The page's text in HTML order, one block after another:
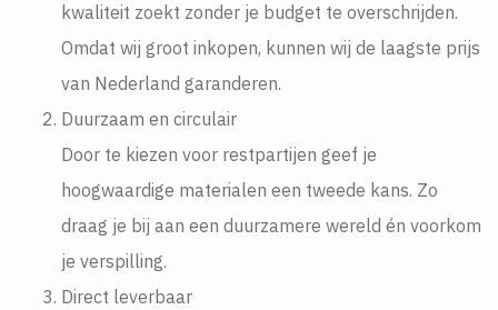
kwaliteit zoekt zonder je budget te overschrijden.
Omdat wij groot inkopen, kunnen wij de laagste prijs
van Nederland garanderen.
Duurzaam en circulair
Door te kiezen voor restpartijen geef je
hoogwaardige materialen een tweede kans. Zo
draag je bij aan een duurzamere wereld én voorkom
je verspilling.
Direct leverbaar